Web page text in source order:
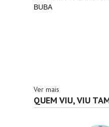
BUBA
Ver mais
QUEM VIU, VIU